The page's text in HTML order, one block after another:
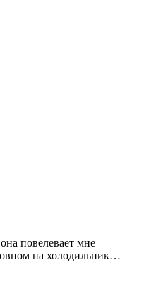
повелевает мне
на холодильник…